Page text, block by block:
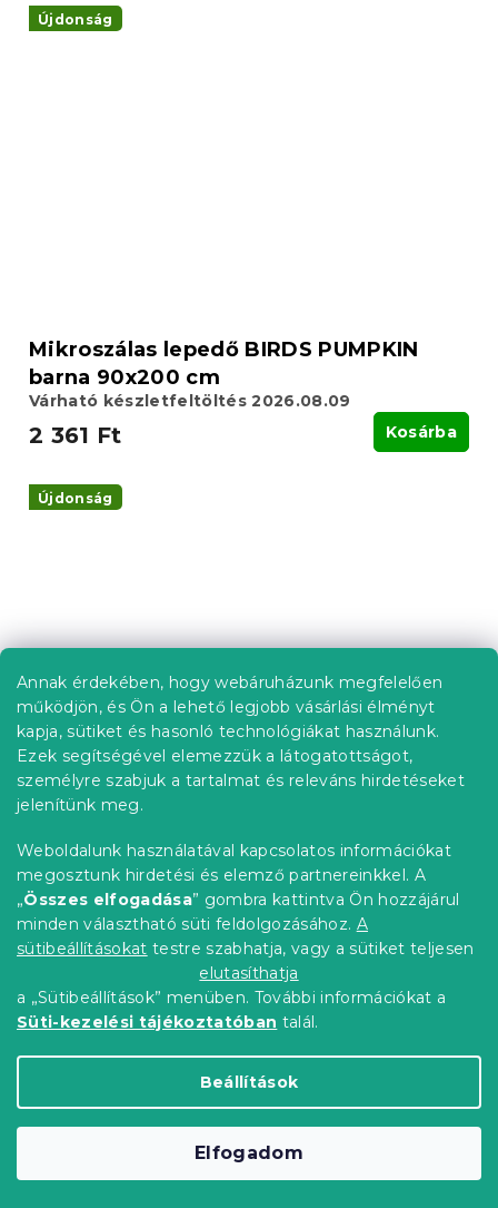
Annak érdekében, hogy webáruházunk megfelelően
működjön, és Ön a lehető legjobb vásárlási élményt
kapja, sütiket és hasonló technológiákat használunk.
Ezek segítségével elemezzük a látogatottságot,
személyre szabjuk a tartalmat és releváns hirdetéseket
jelenítünk meg.
Weboldalunk használatával kapcsolatos információkat
megosztunk hirdetési és elemző partnereinkkel. A
„Összes elfogadása” gombra kattintva Ön hozzájárul
minden választható süti feldolgozásához. A
sütibeállításokat testre szabhatja, vagy a sütiket teljesen
elutasíthatja
a „Sütibeállítások” menüben. További információkat a
Süti-kezelési tájékoztatóban talál.
Beállítások
Elfogadom
Újdonság
Mikroszálas lepedő BIRDS PUMPKIN
barna 90x200 cm
Várható készletfeltöltés 2026.08.09
2 361 Ft Kosárba
Újdonság
90x200 cm
Raktáron(>10 db)
2 361 Ft Kosárba